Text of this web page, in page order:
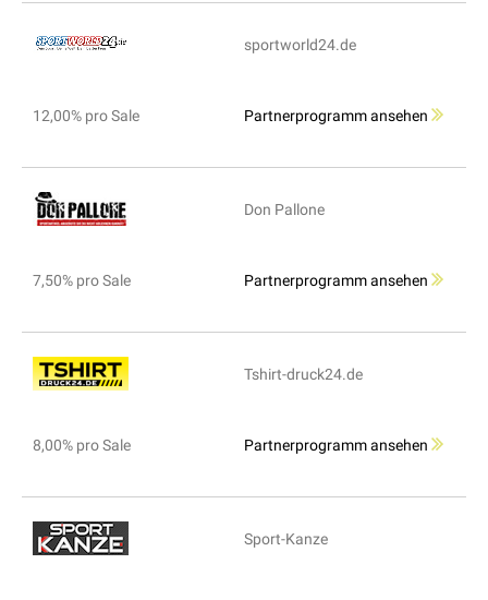
sportworld24.de
12,00% pro Sale Partnerprogramm ansehen
Don Pallone
7,50% pro Sale Partnerprogramm ansehen
Tshirt-druck24.de
8,00% pro Sale Partnerprogramm ansehen
Sport-Kanze